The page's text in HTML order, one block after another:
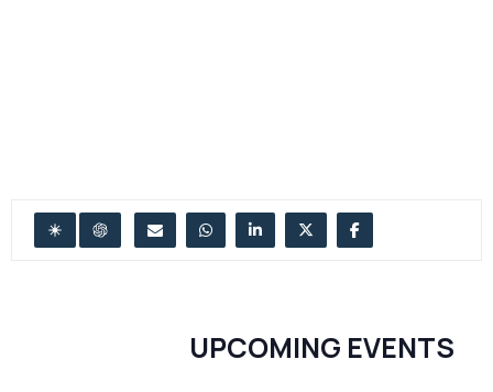
UPCOMING EVENTS